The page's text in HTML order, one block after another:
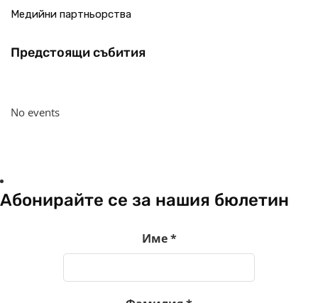
Медийни партньорства
Предстоящи събития
No events
Абонирайте се за нашия бюлетин
Име*